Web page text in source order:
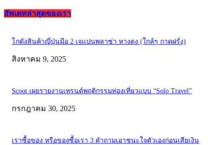
อัพเดทล่าสุดของเรา
โกดังสินค้าญี่ปุ่นมือ 2 เจแปนพลาซ่า หางดง (ใกล้ๆ กาดฝรั่ง)
สิงหาคม 9, 2025
Scoot เผยรายงานเทรนด์พฤติกรรมท่องเที่ยวแบบ “Solo Travel”
กรกฎาคม 30, 2025
เราซื้อของ หรือของซื้อเรา 3 คำถามเอาชนะใจตัวเองก่อนเสียเงิน